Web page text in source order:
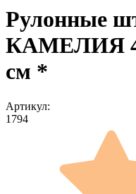
Рулонные
КАМЕЛИЯ
см *
Артикул:
1794